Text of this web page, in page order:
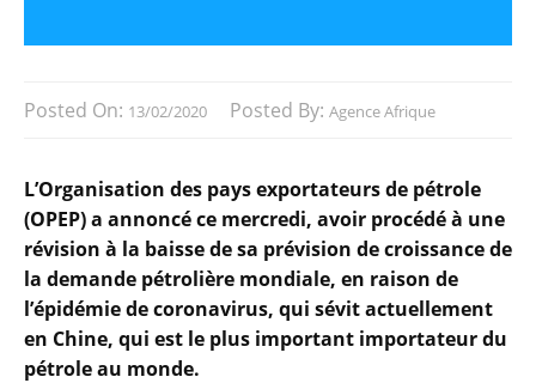
Posted On: 13/02/2020 Posted By: Agence Afrique
L’Organisation des pays exportateurs de pétrole
(OPEP) a annoncé ce mercredi, avoir procédé à une
révision à la baisse de sa prévision de croissance de
la demande pétrolière mondiale, en raison de
l’épidémie de coronavirus, qui sévit actuellement
en Chine, qui est le plus important importateur du
pétrole au monde.